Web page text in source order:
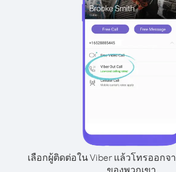
เลือกผู้ติดต่อใน Viber แล้วโทรออก
ของพวกเขา